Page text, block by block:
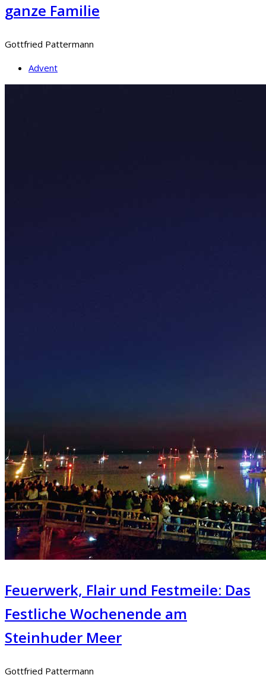
ganze Familie
Gottfried Pattermann
Advent
Feuerwerk, Flair und Festmeile: Das
Festliche Wochenende am
Steinhuder Meer
Gottfried Pattermann